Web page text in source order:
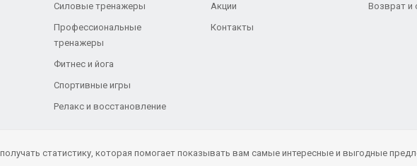
Силовые тренажеры
Профессиональные
тренажеры
Фитнес и йога
Спортивные игры
Релакс и восстановление
Акции
Контакты
Возврат и
- 2026
статистику, которая помогает показывать вам самые интересные и выгодные